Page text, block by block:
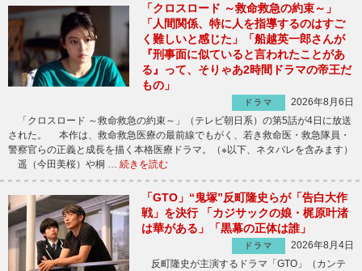
「クロスロード ～救命救急の約束～」
「人間関係、特に人を指導するのはすご
く難しいと感じた」「船越英一郎さんが
『刑事面に似ていると言われたことがあ
る』って、そりゃあ2時間ドラマの帝王だ
もの」
ドラマ
2026年8月6日
「クロスロード ～救命救急の約束～」（テレビ朝日系）の第5話が4日に放送
された。 本作は、救命救急医療の最前線でもがく、若き救命医・救急隊員・
警察官らの正義と成長を描く本格医療ドラマ。（※以下、ネタバレを含みます）
遥（今田美桜）や桐 … 続きを読む
「GTO」“鬼塚”反町隆史らが「告白大作
戦」を決行 「カジサックの娘・梶原叶渚
は華がある」「黒幕の正体は誰」
ドラマ
2026年8月4日
反町隆史が主演するドラマ「GTO」（カンテ